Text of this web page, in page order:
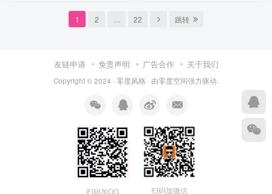
1 2 22 跳转
友链申请 免责声明 广告合作 关于我们
Copyright © 2024 · 零度风格 · 由零度空间强力驱动.
扫码加QQ 扫码加微信